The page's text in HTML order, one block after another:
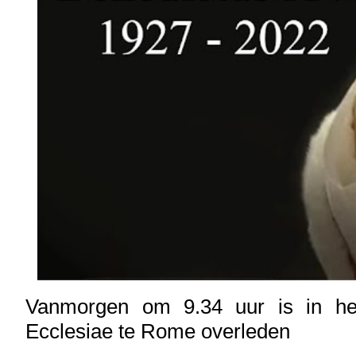
Vanmorgen om 9.34 uur is in
Ecclesiae te Rome overleden